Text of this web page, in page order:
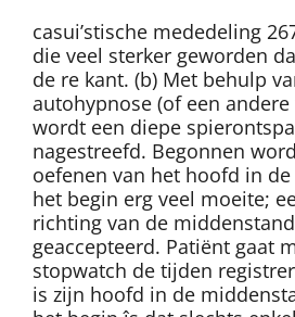
casui’stische mededeling
die veel sterker geworden
de re kant. (b) Met behulp
autohypnose (of een
wordt een diepe
nagestreefd. Begonnen
oefenen van het hoofd in
het begin erg veel moeite;
richting van de
geaccepteerd. Patiënt gaat
stopwatch de tijden
is zijn hoofd in de